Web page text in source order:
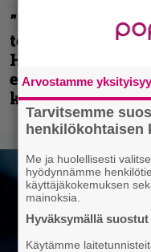
”Metallica on
te haluatte
Hetfield?” –
ensimmäistä
kanssa
Arvostamme
Tarvitsemme
henkilökohtaisen
Me ja huolellisesti
hyödynnämme
käyttäjäkokemuksen
mainoksia.
Hyväksymällä
Käytämme